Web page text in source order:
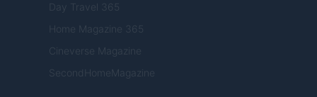
Day Travel 365
Home Magazine 365
Cineverse Magazine
SecondHomeMagazine